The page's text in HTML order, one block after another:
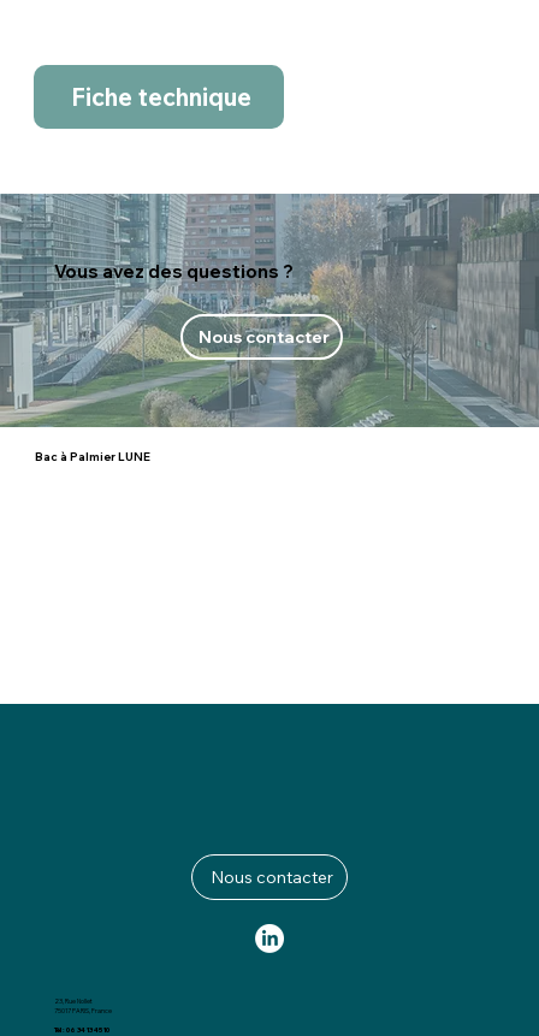
Fiche technique
Vous avez des questions ?
Nous contacter
Bac à Palmier LUNE
Nous contacter
23, Rue Nollet
75017 PARIS, France
Tél : 06 34 13 45 10